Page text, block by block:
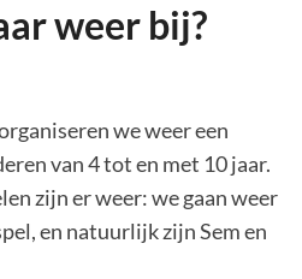
weer bij?
we weer een
van 4 tot en met 10 jaar.
zijn er weer: we gaan weer
en natuurlijk zijn Sem en